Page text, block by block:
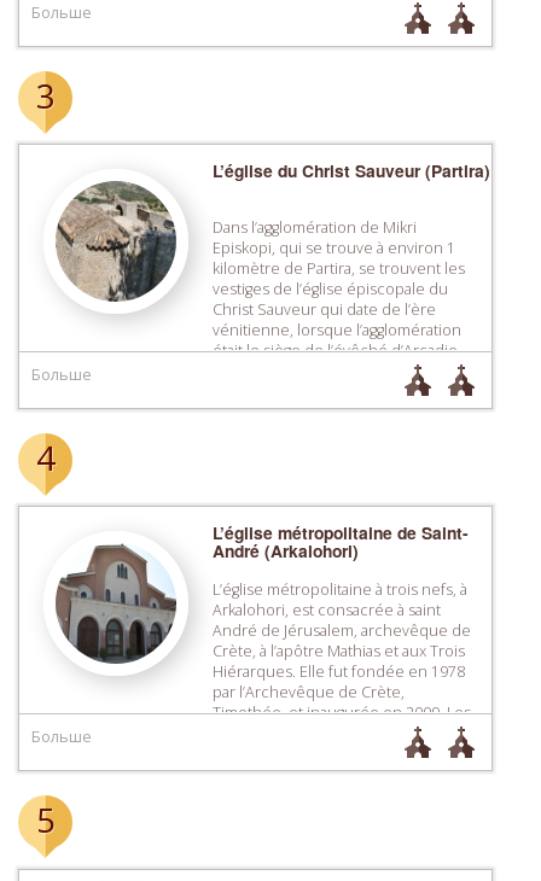
Больше
3
L’église du Christ Sauveur (Partira)
Dans l’agglomération de Mikri
Episkopi, qui se trouve à environ 1
kilomètre de Partira, se trouvent les
vestiges de l’église épiscopale du
Christ Sauveur qui date de l’ère
vénitienne, lorsque l’agglomération
était le siège de l’évêché d’Arcadie.
Elle est du type architectural à croix
inscrite à coupole. Actuellement,
sont conservées certaines parties
Больше
4
L’église métropolitaine de Saint-
André (Arkalohori)
L’église métropolitaine à trois nefs, à
Arkalohori, est consacrée à saint
André de Jérusalem, archevêque de
Crète, à l’apôtre Mathias et aux Trois
Hiérarques. Elle fut fondée en 1978
par l’Archevêque de Crète,
Timothée, et inaugurée en 2009. Les
reliques de saint André sont
conservées dans l’église où se
trouve également une chapelle
Больше
5